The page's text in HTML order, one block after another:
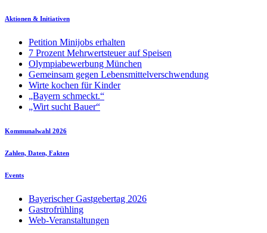
Aktionen & Initiativen
Petition Minijobs erhalten
7 Prozent Mehrwertsteuer auf Speisen
Olympiabewerbung München
Gemeinsam gegen Lebensmittelverschwendung
Wirte kochen für Kinder
„Bayern schmeckt.“
„Wirt sucht Bauer“
Kommunalwahl 2026
Zahlen, Daten, Fakten
Events
Bayerischer Gastgebertag 2026
Gastrofrühling
Web-Veranstaltungen